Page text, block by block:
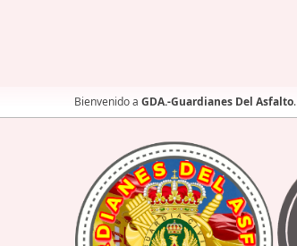
Bienvenido a GDA.-Guardianes Del Asfalto.